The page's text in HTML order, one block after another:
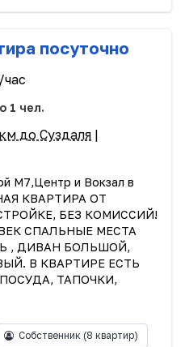
посуточно
1 чел.
до Суздаля |
М7,Центр и Вокзал в
КВАРТИРА ОТ
БЕЗ КОМИССИЙ!
СПАЛЬНЫЕ МЕСТА
, ДИВАН БОЛЬШОЙ,
В КВАРТИРЕ ЕСТЬ
ТАПОЧКИ,
Собственник (8 квартир)